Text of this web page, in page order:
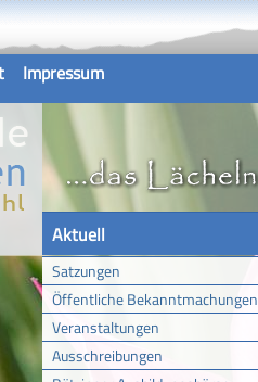
Impressum
Aktuell
Satzungen
Öffentliche Bekanntmachungen
Veranstaltungen
Ausschreibungen